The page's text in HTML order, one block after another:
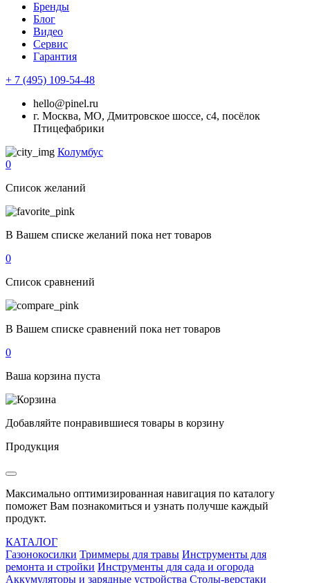
Бренды
Блог
Видео
Сервис
Гарантия
+ 7 (495) 109-54-48
hello@pinel.ru
г. Москва, МО, Дмитровское шоссе, с4, посёлок
Птицефабрики
Колумбус
0
Список желаний
В Вашем списке желаний пока нет товаров
0
Список сравнений
В Вашем списке сравнений пока нет товаров
0
Ваша корзина пуста
Добавляйте понравившиеся товары в корзину
Продукция
Максимально оптимизированная навигация по каталогу
поможет Вам познакомиться и узнать получше каждый
продукт.
КАТАЛОГ
Газонокосилки Триммеры для травы Инструменты для
ремонта и стройки Инструменты для сада и огорода
Аккумуляторы и зарядные устройства Столы-верстаки